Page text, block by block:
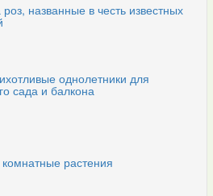
названные в честь известных
однолетники для
сада и балкона
растения